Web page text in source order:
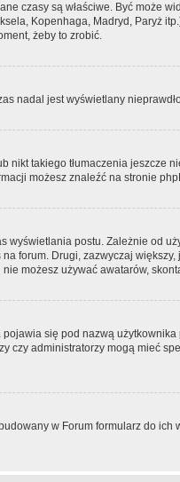
czasy są właściwe. Być może
Kopenhaga, Madryd, Paryż
żeby to zrobić.
nadal jest wyświetlany
takiego tłumaczenia jeszcze
możesz znaleźć na stronie
postu. Zależnie od
forum. Drugi, zazwyczaj
możesz używać awatarów,
się pod nazwą
czy administratorzy mogą mieć
w Forum formularz do